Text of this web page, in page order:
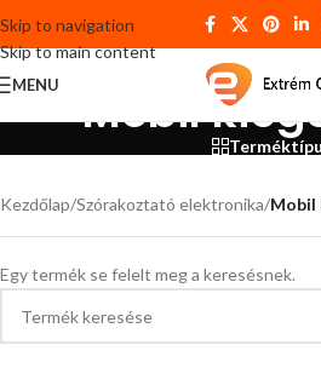
Skip to navigation
Skip to main content
MENU Mobil
Kezdőlap/Szórakoztató elektronika/Mobil
Egy termék se felelt meg a keresésnek.